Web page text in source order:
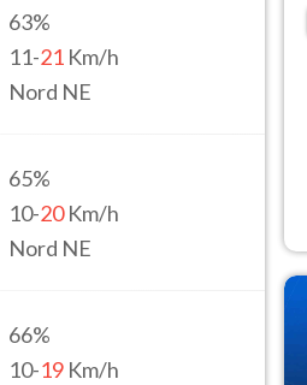
63%
11-21 Km/h
Nord NE
65%
10-20Km/h
Nord NE
66%
10-19 Km/h